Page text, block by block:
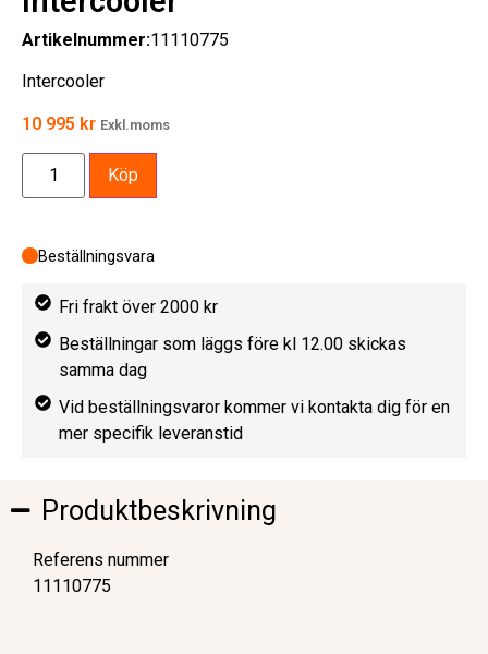
Artikelnummer:11110775
Intercooler
10 995 kr Exkl.moms
Beställningsvara
Köp
Fri frakt över 2000 kr
Beställningar som läggs före kl 12.00 skickas
samma dag
Vid beställningsvaror kommer vi kontakta dig för en
mer specifik leveranstid
Produktbeskrivning
Referens nummer
11110775